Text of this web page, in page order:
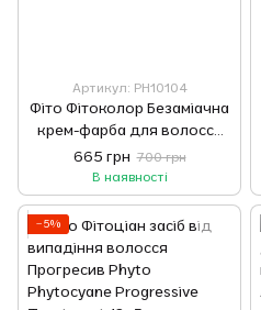
Артикул: PH10104
Фіто Фітоколор Безаміачна
крем-фарба для волосся
Phyto PhytoColor
Coloration Permanente 9.3
золотистий блондин 112 мл
665 грн 700 грн
В наявності
−5%